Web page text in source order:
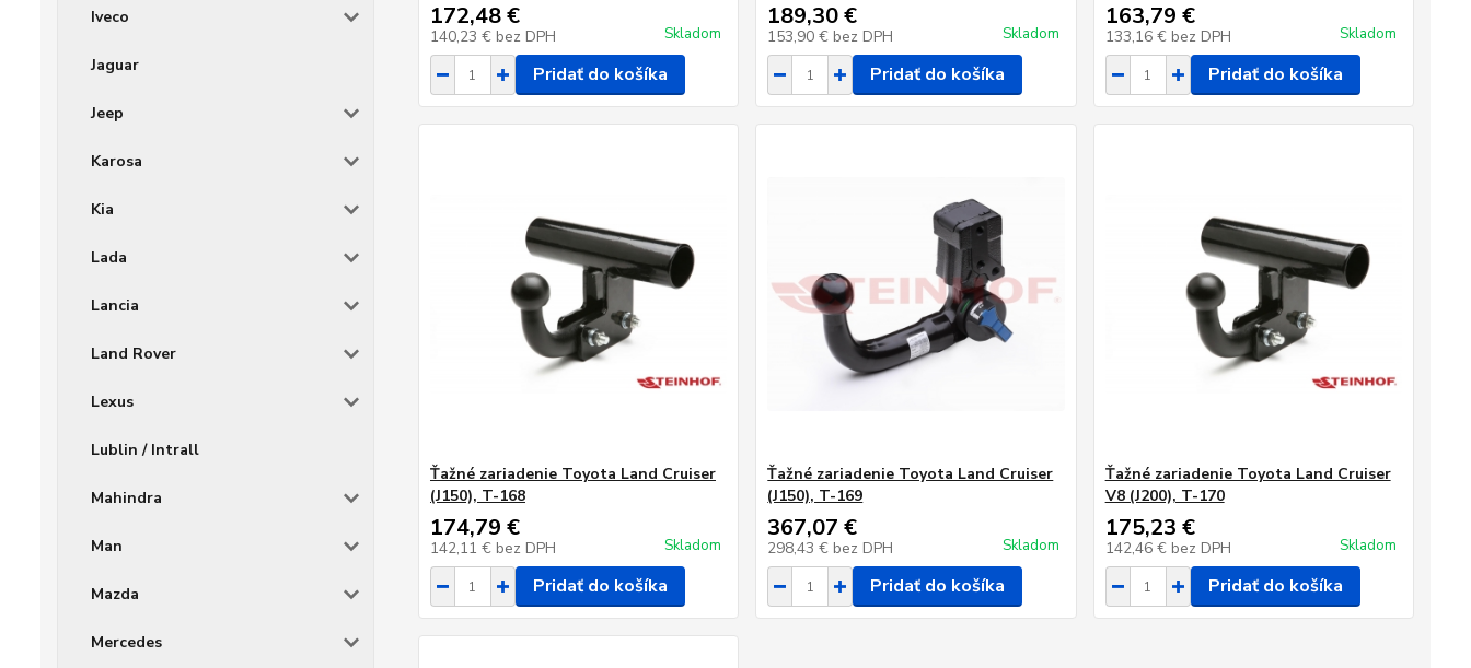
Iveco
Jaguar
Jeep
Karosa
Kia
Lada
Lancia
Land Rover
Lexus
Lublin / Intrall
Mahindra
Man
Mazda
Mercedes
172,48 €
140,23 € bez DPH Skladom
Pridať do košíka
189,30 €
153,90 € bez DPH Skladom
Pridať do košíka
163,79 €
133,16 € bez DPH Skladom
Pridať do košíka
Ťažné zariadenie Toyota Land Cruiser
(J150), T-168
174,79 €
142,11 € bez DPH Skladom
Pridať do košíka
Ťažné zariadenie Toyota Land Cruiser
(J150), T-169
367,07 €
298,43 € bez DPH Skladom
Pridať do košíka
Ťažné zariadenie Toyota Land Cruiser
V8 (J200), T-170
175,23 €
142,46 € bez DPH Skladom
Pridať do košíka